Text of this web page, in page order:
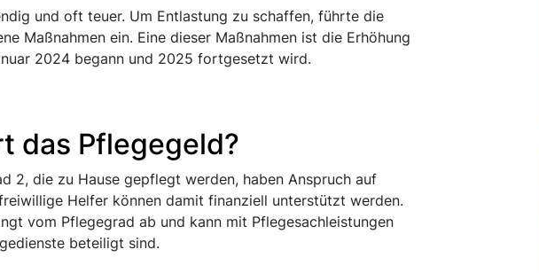
und oft teuer. Um Entlastung zu schaffen, führte die
Maßnahmen ein. Eine dieser Maßnahmen ist die Erhöhung
2024 begann und 2025 fortgesetzt wird.
das Pflegegeld?
2, die zu Hause gepflegt werden, haben Anspruch auf
Helfer können damit finanziell unterstützt werden.
vom Pflegegrad ab und kann mit Pflegesachleistungen
beteiligt sind.